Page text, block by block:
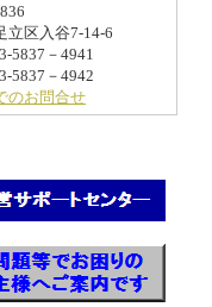
立区入谷7-14-6
5837－4941
5837－4942
のお問合せ